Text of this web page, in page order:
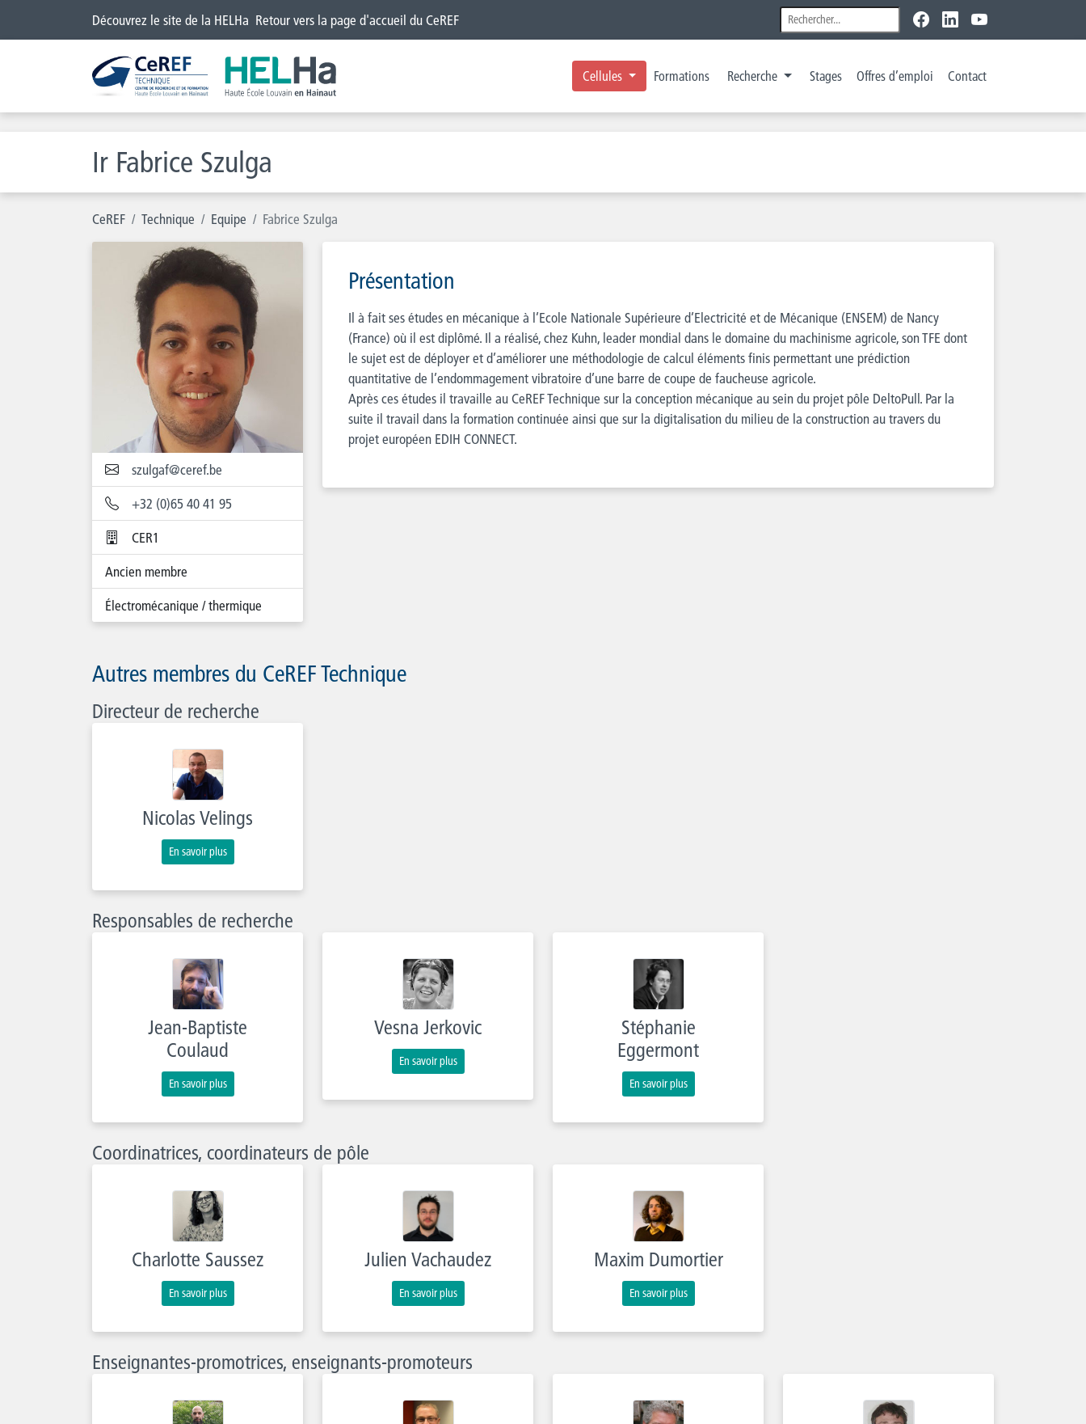
Découvrez le site de la HELHa Retour vers la page d'accueil du CeREF
Cellules Formations Recherche Stages Offres d’emploi Contact
Ir Fabrice Szulga
CeREF Technique Equipe Fabrice Szulga
szulgaf@ceref.be
+32 (0)65 40 41 95
CER1
Ancien membre
Électromécanique / thermique
Présentation
Il à fait ses études en mécanique à l’Ecole Nationale Supérieure d’Electricité et de Mécanique (ENSEM) de Nancy
(France) où il est diplômé. Il a réalisé, chez Kuhn, leader mondial dans le domaine du machinisme agricole, son TFE dont
le sujet est de déployer et d’améliorer une méthodologie de calcul éléments finis permettant une prédiction
quantitative de l’endommagement vibratoire d’une barre de coupe de faucheuse agricole.
Après ces études il travaille au CeREF Technique sur la conception mécanique au sein du projet pôle DeltoPull. Par la
suite il travail dans la formation continuée ainsi que sur la digitalisation du milieu de la construction au travers du
projet européen EDIH CONNECT.
Autres membres du CeREF Technique
Directeur de recherche
Nicolas Velings
En savoir plus
Responsables de recherche
Jean-Baptiste
Coulaud
En savoir plus
Vesna Jerkovic
En savoir plus
Stéphanie
Eggermont
En savoir plus
Coordinatrices, coordinateurs de pôle
Charlotte Saussez
En savoir plus
Julien Vachaudez
En savoir plus
Maxim Dumortier
En savoir plus
Enseignantes-promotrices, enseignants-promoteurs